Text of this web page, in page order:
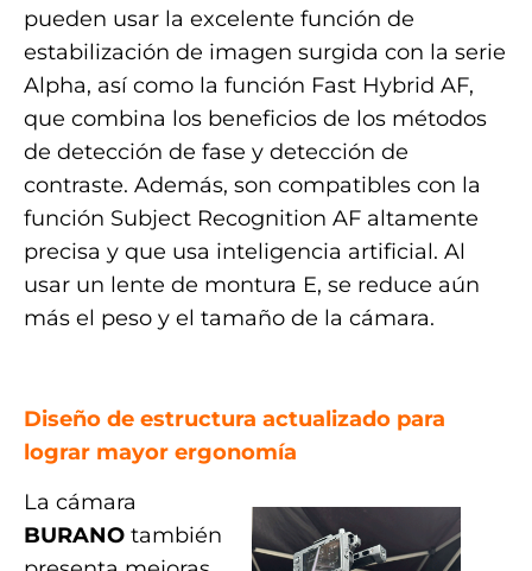
pueden usar la excelente función de
estabilización de imagen surgida con la serie
Alpha, así como la función Fast Hybrid AF,
que combina los beneficios de los métodos
de detección de fase y detección de
contraste. Además, son compatibles con la
función Subject Recognition AF altamente
precisa y que usa inteligencia artificial. Al
usar un lente de montura E, se reduce aún
más el peso y el tamaño de la cámara.
Diseño de estructura actualizado para
lograr mayor ergonomía
La cámara
BURANO también